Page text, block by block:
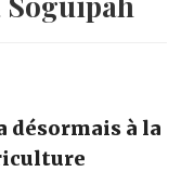
désormais à la